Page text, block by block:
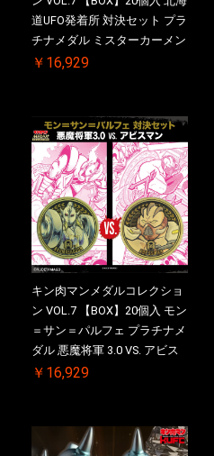
道UFO発着所 対決セット プラ
チナメダル ミスターカーメン
VS. ブロッケン Jr. 2.0 初回シ
ル(非売品)付
￥16,929
キン肉マンメダルコレクショ
ン VOL.7 【BOX】20個入 モン
＝サン＝パルフェ プラチナメ
ダル 悪魔将軍 3.0 VS. アビス
マン 初回シリアルNO.入 ケー
￥16,929